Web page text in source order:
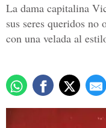
La dama capitalina
sus seres queridos no
con una velada al